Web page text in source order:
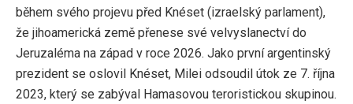
během svého projevu před Knéset (izraelský parlament),
že jihoamerická země přenese své velvyslanectví do
Jeruzaléma na západ v roce 2026. Jako první argentinský
prezident se oslovil Knéset, Milei odsoudil útok ze 7. října
2023, který se zabýval Hamasovou teroristickou skupinou.